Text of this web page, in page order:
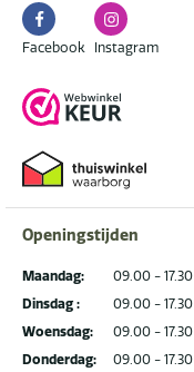
Facebook
Facebook
Instagram
Instagram
Openingstijden
Maandag:
Dinsdag :
Woensdag:
Donderdag:
09.00 - 17.30
09.00 - 17.30
09.00 - 17.30
09.00 - 17.30